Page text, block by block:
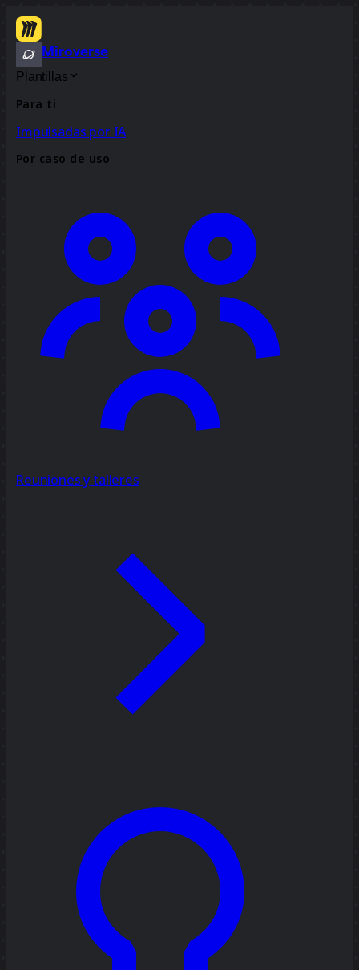
Miroverse
Plantillas
Para ti
Impulsadas por IA
Por caso de uso
Reuniones y talleres